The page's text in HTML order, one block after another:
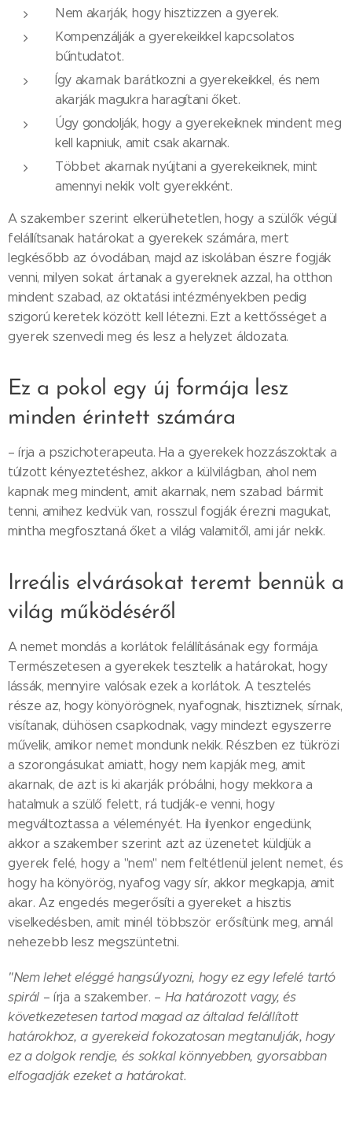
Nem akarják, hogy hisztizzen a gyerek.
Kompenzálják a gyerekeikkel kapcsolatos
bűntudatot.
Így akarnak barátkozni a gyerekeikkel, és nem
akarják magukra haragítani őket.
Úgy gondolják, hogy a gyerekeiknek mindent meg
kell kapniuk, amit csak akarnak.
Többet akarnak nyújtani a gyerekeiknek, mint
amennyi nekik volt gyerekként.
A szakember szerint elkerülhetetlen, hogy a szülők végül
felállítsanak határokat a gyerekek számára, mert
legkésőbb az óvodában, majd az iskolában észre fogják
venni, milyen sokat ártanak a gyereknek azzal, ha otthon
mindent szabad, az oktatási intézményekben pedig
szigorú keretek között kell létezni. Ezt a kettősséget a
gyerek szenvedi meg és lesz a helyzet áldozata.
Ez a pokol egy új formája lesz
minden érintett számára
– írja a pszichoterapeuta. Ha a gyerekek hozzászoktak a
túlzott kényeztetéshez, akkor a külvilágban, ahol nem
kapnak meg mindent, amit akarnak, nem szabad bármit
tenni, amihez kedvük van, rosszul fogják érezni magukat,
mintha megfosztaná őket a világ valamitől, ami jár nekik.
Irreális elvárásokat teremt bennük a
világ működéséről
A nemet mondás a korlátok felállításának egy formája.
Természetesen a gyerekek tesztelik a határokat, hogy
lássák, mennyire valósak ezek a korlátok. A tesztelés
része az, hogy könyörögnek, nyafognak, hisztiznek, sírnak,
visítanak, dühösen csapkodnak, vagy mindezt egyszerre
művelik, amikor nemet mondunk nekik. Részben ez tükrözi
a szorongásukat amiatt, hogy nem kapják meg, amit
akarnak, de azt is ki akarják próbálni, hogy mekkora a
hatalmuk a szülő felett, rá tudják-e venni, hogy
megváltoztassa a véleményét. Ha ilyenkor engedünk,
akkor a szakember szerint azt az üzenetet küldjük a
gyerek felé, hogy a "nem" nem feltétlenül jelent nemet, és
hogy ha könyörög, nyafog vagy sír, akkor megkapja, amit
akar. Az engedés megerősíti a gyereket a hisztis
viselkedésben, amit minél többször erősítünk meg, annál
nehezebb lesz megszüntetni.
"Nem lehet eléggé hangsúlyozni, hogy ez egy lefelé tartó
spirál – írja a szakember. – Ha határozott vagy, és
következetesen tartod magad az általad felállított
határokhoz, a gyerekeid fokozatosan megtanulják, hogy
ez a dolgok rendje, és sokkal könnyebben, gyorsabban
elfogadják ezeket a határokat.